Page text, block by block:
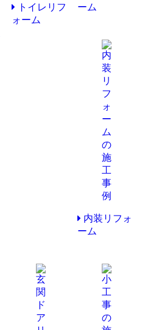
トイレリフ
ォーム
ーム
内装リフォ
ーム